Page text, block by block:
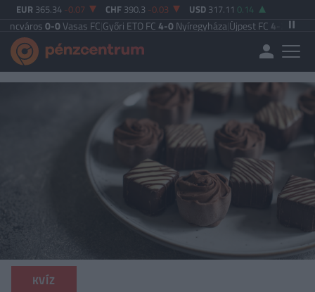
EUR 365.34 -0.07 CHF 390.3 -0.03 USD 317.11 0.14
Vasas FC|Győri ETO FC4-0Nyíregyháza|Újpest FC4-2Debreceni VSC
KVÍZ